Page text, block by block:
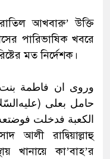
আখবারু’ উক্তি
পারিভাষিক খবরে
মত নির্দেশক।
وروی ان فاطمة
حامل بعلی
الکعبة فدخلت
আলী রাদ্বিয়াল্লাহু
খানায়ে কা’বাহ’র